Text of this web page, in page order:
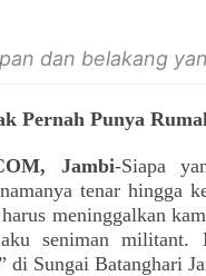
dan belakang
Pernah Punya
Jambi-Siapa
tenar hingga
meninggalkan
seniman militant.
di Sungai Batanghari